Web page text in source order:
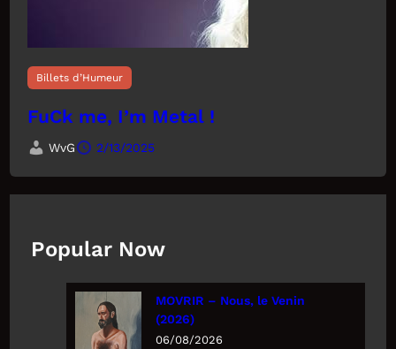
Billets d’Humeur
FuCk me, I’m Metal !
WvG 2/13/2025
Popular Now
MOVRIR – Nous, le Venin
(2026)
06/08/2026